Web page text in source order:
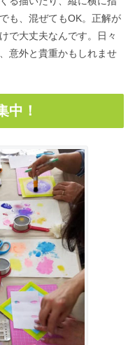
も、混ぜてもOK。正解が
で大丈夫なんです。日々
意外と貴重かもしれませ
中！